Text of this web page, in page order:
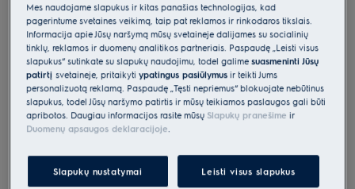
Gaminio informacijos lapas
Pagrindiniai privalumai
Pašalina įsisenėjusius maisto likučius. Sunaudoja vos 8,4 l vandens.
„360Clean® Pro“ efektyviai pašalina įsisenėjusius maisto likučius.
Krepšiai „FlexiMax Plus“: lankstomos eilės ir guminiai laikikliai taurėms.
2023/988 yra pateikiami vartotojo vadovo I ir II skyriuose.
Norėdami saugiai naudoti gaminį, perskaitykite visą
vartotojo vadovą.
Mes naudojame slapukus ir kitas panašias technologijas, kad
pagerintume svetainės veikimą, taip pat reklamos ir rinkodaros tikslais.
Informacija apie Jūsų naršymą mūsų svetainėje dalijamės su socialinių
tinklų, reklamos ir duomenų analitikos partneriais. Paspaudę „Leisti visus
slapukus“ sutinkate su slapukų naudojimu, todėl galimesuasmeninti Jūsų
patirtįsvetainėje, pritaikytiypatingus pasiūlymus ir teikti Jums
personalizuotą reklamą. Paspaudę „Tęsti nepriėmus“ blokuojate nebūtinus
slapukus, todėl Jūsų naršymo patirtis ir mūsų teikiamos paslaugos gali būti
apribotos. Daugiau informacijos rasite mūsų Slapukų pranešime ir
Duomenų apsaugos deklaracijoje.
Slapukų nustatymai Leisti visus slapukus